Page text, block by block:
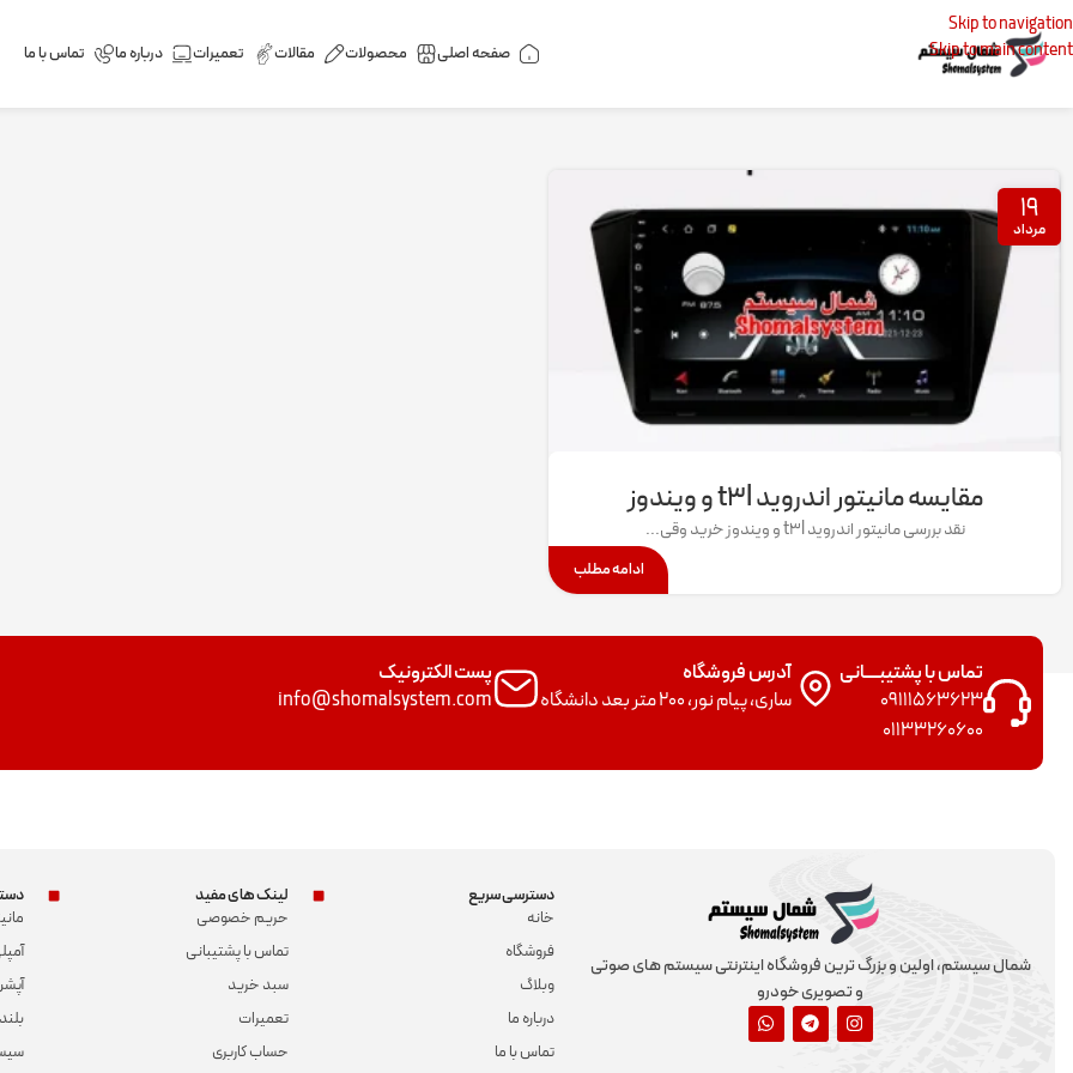
Skip to navigation
Skip to main content
صفحه اصلی محصولات مقالات تعمیرات درباره ما تماس با ما
پست‌های برچسب زده شده "مانیتور اندروید فابریک سری T3L"
۱۹
مرداد
مقایسه مانیتور اندروید t۳l و ویندوز
نقد بررسی مانیتور اندروید t3l و ویندوز خرید وقی...
ادامه مطلب
تماس با پشتیبــــانی
09111563623
01133260600
آدرس فروشگاه
ساری، پیام نور، 200 متر بعد دانشگاه
پست الکترونیک
info@shomalsystem.com
شمال سیستم، اولین و بزرگ ترین فروشگاه اینترنتی سیستم های صوتی
و تصویری خودرو
دسترسی سریع
خانه
فروشگاه
وبلاگ
درباره ما
تماس با ما
لینک های مفید
حریم خصوصی
تماس با پشتیبانی
سبد خرید
تعمیرات
حساب کاربری